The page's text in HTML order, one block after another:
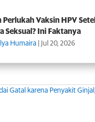
Perlukah Vaksin HPV
Seksual? Ini Faktanya
Humaira| Jul 20, 2026